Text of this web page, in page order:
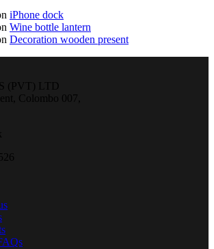
iPhone dock
Wine bottle lantern
Decoration wooden present
(PVT) LTD
Colombo 007,